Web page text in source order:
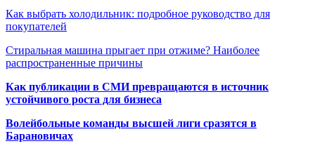
Как выбрать холодильник: подробное руководство для
покупателей
Стиральная машина прыгает при отжиме? Наиболее
распространенные причины
Как публикации в СМИ превращаются в источник
устойчивого роста для бизнеса
Волейбольные команды высшей лиги сразятся в
Барановичах